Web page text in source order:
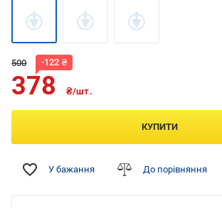
500 -122 ₴
378 ₴/шт.
КУПИТИ
У бажання До порівняння